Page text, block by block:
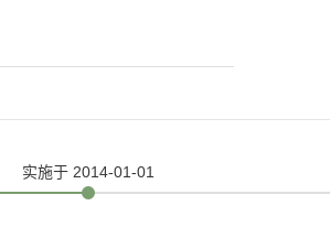
实施于 2014-01-01